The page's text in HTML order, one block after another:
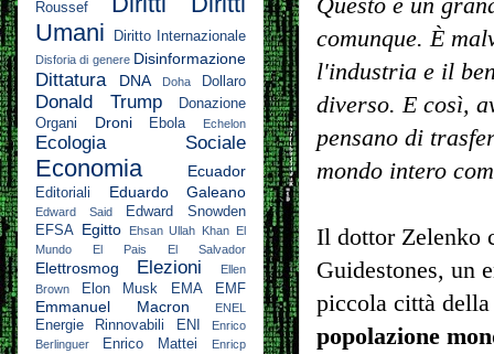
comunque. È
l'industria e il
diverso. E così,
pensano di
mondo intero
Il dottor Zelenko
Guidestones, un
piccola città
popolazione
Roussef
Umani
Diritto Internazionale
Disforia di genere Disinformazione
Dittatura DNA Doha Dollaro
Donald Trump
Donazione
Organi
Droni Ebola Echelon
Ecologia Sociale
Economia Ecuador
Editoriali Eduardo Galeano
Edward Said
Edward Snowden
EFSA Egitto Ehsan Ullah Khan El
Mundo
El Pais El Salvador
Elettrosmog Elezioni
Ellen
Brown
Elon Musk EMA EMF
Emmanuel Macron ENEL
Energie Rinnovabili ENI
Enrico
Berlinguer
Enrico Mattei
Enricp